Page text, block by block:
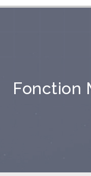
Fonction